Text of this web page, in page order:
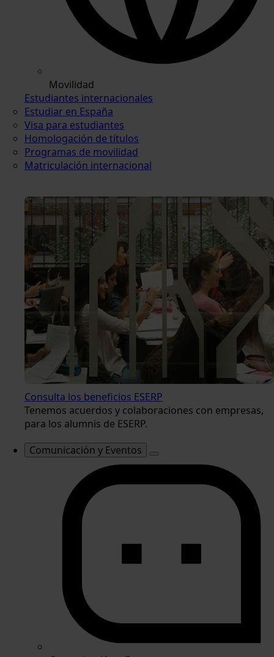
Movilidad
Estudiantes internacionales
Estudiar en España
Visa para estudiantes
Homologación de títulos
Programas de movilidad
Matriculación internacional
Consulta los beneficios ESERP
Tenemos acuerdos y colaboraciones con empresas,
para los alumnis de ESERP.
Comunicación y Eventos